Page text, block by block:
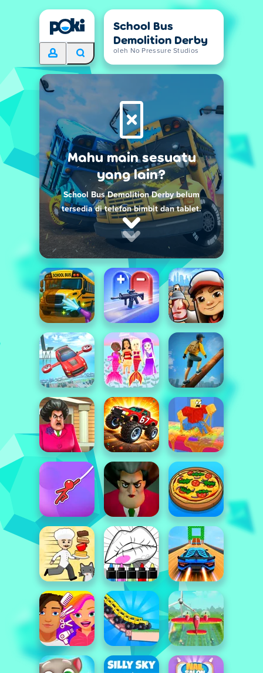
School Bus
Demolition Derby
oleh No Pressure Studios
Mahu main sesuatu
yang lain?
School Bus Demolition Derby belum
tersedia di telefon bimbit dan tablet.